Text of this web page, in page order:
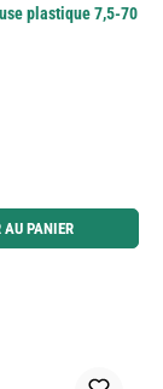
plastique 7,5-70
pour augmenter ou
AU PANIER